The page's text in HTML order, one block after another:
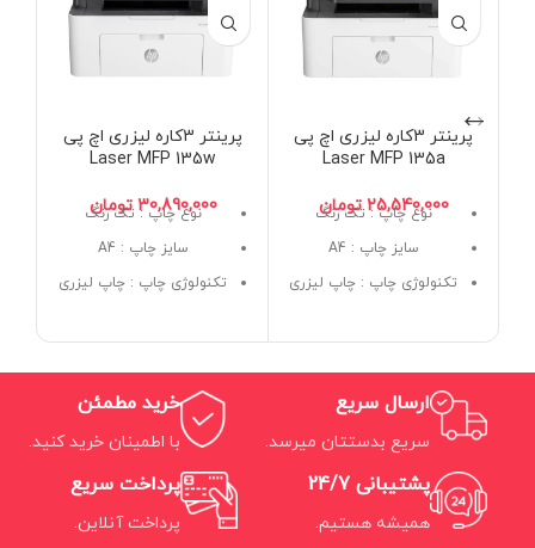
پرینتر 3کاره لیزری اچ پی
Laser MFP 135a
تومان
نوع چاپ : تک رنگ
سایز چاپ : A4
تکنولوژی چاپ : چاپ لیزری
اسکن، کپی)
پرینتر 3کاره لیزری اچ پی
Laser MFP 135w
تومان
نوع چاپ : تک رنگ
سایز چاپ : A4
تکنولوژی چاپ : چاپ لیزری
اسکن، کپی)
ارسال سریع
سریع بدستتان میرسد.
خرید مطمئن
با اطمینان خرید کنید.
پشتیبانی 24/7
همیشه هستیم.
پرداخت سریع
پرداخت آنلاین.